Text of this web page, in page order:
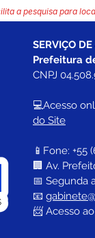
a pesquisa para
SERVIÇO
Prefeitura
CNPJ
💻Acesso
do Site
📱Fone: +55
🏢 Av.
📅 Segunda
📧
📨 Acesso ao